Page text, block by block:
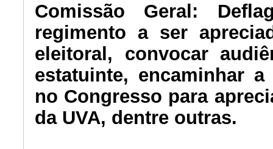
Comissão Geral:
regimento a ser
eleitoral, convocar
estatuinte, encaminhar
no Congresso para
da UVA, dentre outras.